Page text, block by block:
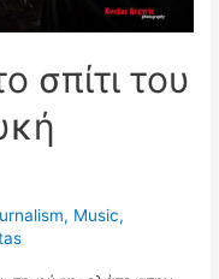
σπίτι του
, Music,